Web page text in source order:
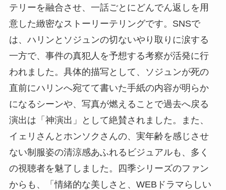
テリーを融合させ、一話ごとにどんでん返しを用
意した緻密なストーリーテリングです。SNSで
は、ハリンとソジュンの切ないやり取りに涙する
一方で、事件の真犯人を予想する考察が活発に行
われました。具体的描写として、ソジュンが死の
直前にハリンへ宛てて書いた手紙の内容が明らか
になるシーンや、写真が燃えることで過去へ戻る
演出は「神演出」として絶賛されました。また、
イェリさんとホンソクさんの、実年齢を感じさせ
ない制服姿の清涼感あふれるビジュアルも、多く
の視聴者を魅了しました。四季シリーズのファン
からも、「情緒的な美しさと、WEBドラマらしい